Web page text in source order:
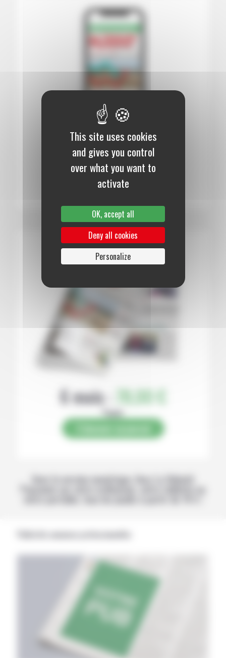
12 mois :99,00 €
Numérique
S’abonner au journal
6 mois : 78,00 €
Papier
Avec la version numérique, lisez La Volonté
Paysanne sur votre ordinateur, votre tablette ou
This site uses cookies
and gives you control
over what you want to
activate
OK, accept all
Deny all cookies
Personalize